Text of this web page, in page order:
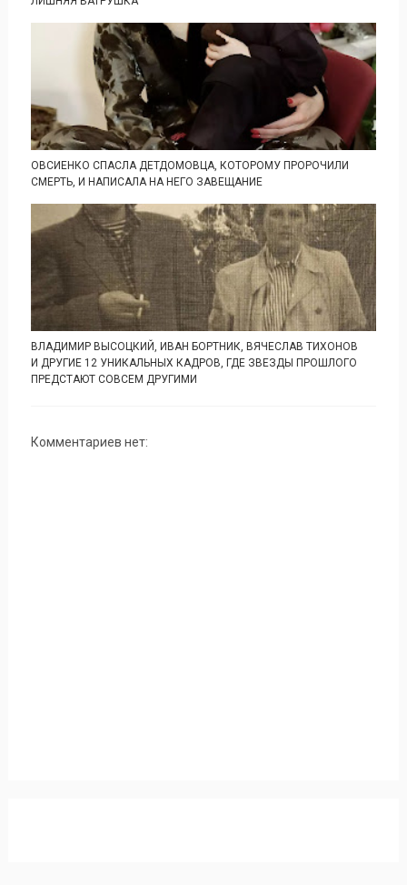
ОВСИЕНКО СПАСЛА ДЕТДОМОВЦА, КОТОРОМУ ПРОРОЧИЛИ
СМЕРТЬ, И НАПИСАЛА НА НЕГО ЗАВЕЩАНИЕ
ВЛАДИМИР ВЫСОЦКИЙ, ИВАН БОРТНИК, ВЯЧЕСЛАВ ТИХОНОВ
И ДРУГИЕ 12 УНИКАЛЬНЫХ КАДРОВ, ГДЕ ЗВЕЗДЫ ПРОШЛОГО
ПРЕДСТАЮТ СОВСЕМ ДРУГИМИ
Комментариев нет: